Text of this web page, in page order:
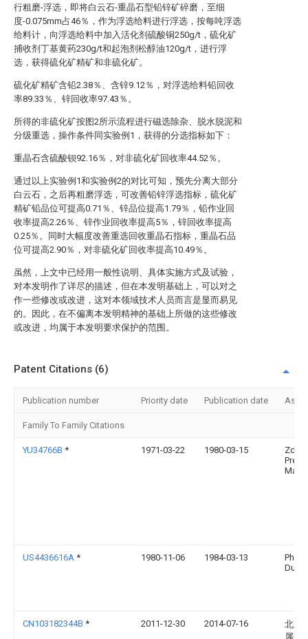
行粗磨-浮选，即将白云石-重晶石型铅锌矿碎磨，至细
度-0.075mm占46％，作为浮选给料进行浮选，按每吨浮选
给料计，向浮选给料中加入活化剂硫酸铜250g/t，硫化矿
捕收剂丁基黄药230g/t和起泡剂松醇油120g/t，进行浮
选，获得硫化矿精矿和非硫化矿。
硫化矿精矿含铅2.38％、含锌9.12％，对浮选给料铅回收
率89.33％、锌回收率97.43％。
所得的非硫化矿按图2所示流程进行磁选除杂、脱水脱泥和
分级重选，操作条件同实验例1，获得的分选指标如下：
重晶石含硫酸钡92.16％，对非硫化矿回收率44.52％。
通过以上实验例1和实验例2的对比可知，预先分离大部分
白云石，之后再粗磨浮选，可改善铅锌浮选指标，硫化矿
精矿铅品位可提高0.71％、锌品位提高1.79％，铅作业回
收率提高2.26％、锌作业回收率提高5％，锌回收率提高
0.25％。同时大幅度改善重选回收重晶石指标，重晶石品
位可提高2.90％，对非硫化矿回收率提高10.49％。
虽然，上文中已经用一般性说明、具体实施方式及试验，
对本发明作了详尽的描述，但在本发明基础上，可以对之
作一些修改或改进，这对本领域技术人员而言是显而易见
的。因此，在不偏离本发明精神的基础上所做的这些修改
或改进，均属于本发明要求保护的范围。
Patent Citations (6)
Publication number Priority date Publication date
Family To Family Citations
YU34766B * 1971-03-22 1980-03-15
US4436616A * 1980-11-06 1984-03-13
CN103182344B * 2011-12-30 2014-07-16
北京
属研